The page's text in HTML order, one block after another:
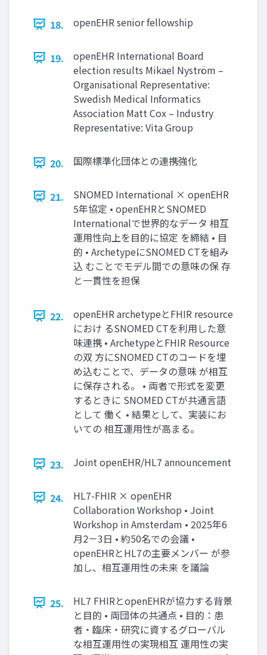
18. openEHR senior fellowship
19.
openEHR International Board
election results Mikael Nyström –
Organisational Representative:
Swedish Medical Informatics
Association Matt Cox – Industry
Representative: Vita Group
20. 国際標準化団体との連携強化
21.
SNOMED International × openEHR
5年協定 • openEHRとSNOMED
Internationalで世界的なデータ 相互
運用性向上を目的に協定 を締結 • 目
的 • ArchetypeにSNOMED CTを組み
込 むことでモデル間での意味の保 存
と一貫性を担保
22.
openEHR archetypeとFHIR resource
におけ るSNOMED CTを利用した意
味連携 • ArchetypeとFHIR Resource
の双 方にSNOMED CTのコードを埋
め込むことで、データの意味 が相互
に保存される。 • 両者で形式を変更
するときに SNOMED CTが共通言語
として 働く • 結果として、実装にお
いての 相互運用性が高まる。
23. Joint openEHR/HL7 announcement
24.
HL7-FHIR × openEHR
Collaboration Workshop • Joint
Workshop in Amsterdam • 2025年6
月2－3日 • 約50名での会議 •
openEHRとHL7の主要メンバー が参
加し、相互運用性の未来 を議論
25.
HL7 FHIRとopenEHRが協力する背景
と目的 • 両団体の共通点 • 目的：患
者・臨床・研究に資するグローバル
な相互運用性の実現相互 運用性の実